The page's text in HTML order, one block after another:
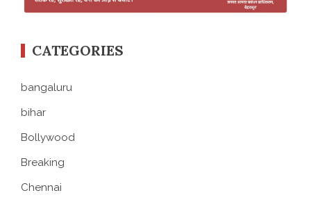
CATEGORIES
bangaluru
bihar
Bollywood
Breaking
Chennai